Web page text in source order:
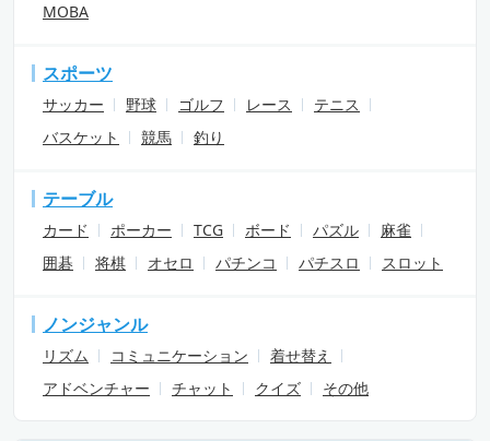
MOBA
スポーツ
サッカー 野球 ゴルフ レース
テニス
バスケット
競馬 釣り
テーブル
カード ポーカー TCG ボード パズル
麻雀
囲碁
将棋 オセロ パチンコ パチスロ スロット
ノンジャンル
リズム コミュニケーション
着せ替え
アドベンチャー
チャット クイズ その他